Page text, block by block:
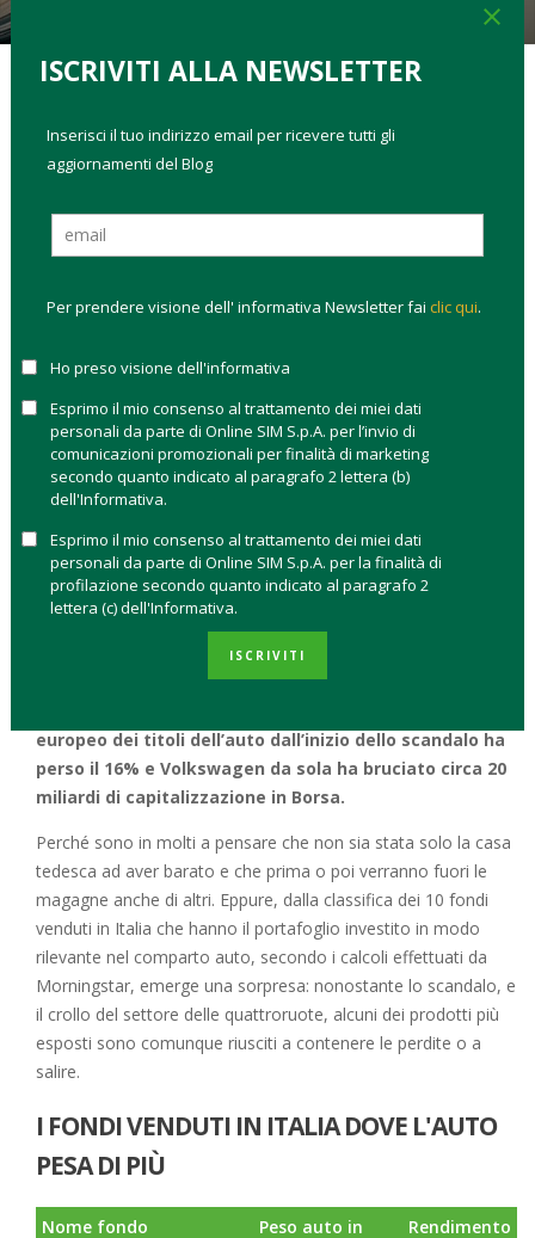
come investire
Volkswagen dovrà affrontare per lo scandalo emissioni,
ma difficilmente basteranno i 6,5 miliardi già
ripagare il danno di aver truccato 11 milioni di veicoli diesel
loro impatto ambientale. Analisti e operatori cominciano a
fare qualche stima sulle spese industriali per intervenire sulle
auto “irregolari”, poi ci saranno esborsi molto maggiori e
ancora incerti: sanzioni negli Usa, possibili processi penali e
clamoroso danno di immagine, che fanno parlare di una cifra
Non è presto, invece, per capire quanto le bugie
dell’azienda di Volksburg pesano sui portafogli dei
tracollo del titolo Volkswagen che è uscito dalle liste delle
azioni consigliate di Société Generale e Credit Suisse, ha
europeo dei titoli dell’auto dall’inizio dello scandalo ha
perso il 16% e Volkswagen da sola ha bruciato circa 20
miliardi di capitalizzazione in Borsa.
Perché sono in molti a pensare che non sia stata solo la casa
tedesca ad aver barato e che prima o poi verranno fuori le
magagne anche di altri. Eppure, dalla classifica dei 10 fondi
venduti in Italia che hanno il portafoglio investito in modo
rilevante nel comparto auto, secondo i calcoli effettuati da
Morningstar, emerge una sorpresa: nonostante lo scandalo, e
il crollo del settore delle quattroruote, alcuni dei prodotti più
esposti sono comunque riusciti a contenere le perdite o a
salire.
I FONDI VENDUTI IN ITALIA DOVE L'AUTO
PESA DI PIÙ
Nome fondo
Peso auto in
Rendimento
close
ISCRIVITI ALLA NEWSLETTER
Inserisci il tuo indirizzo email per ricevere tutti gli
aggiornamenti del Blog
Per prendere visione dell' informativa Newsletter fai clic qui.
Ho preso visione dell'informativa
Esprimo il mio consenso al trattamento dei miei dati
personali da parte di Online SIM S.p.A. per l’invio di
comunicazioni promozionali per finalità di marketing
secondo quanto indicato al paragrafo 2 lettera (b)
dell'Informativa.
Esprimo il mio consenso al trattamento dei miei dati
personali da parte di Online SIM S.p.A. per la finalità di
profilazione secondo quanto indicato al paragrafo 2
lettera (c) dell'Informativa.
ISCRIVITI